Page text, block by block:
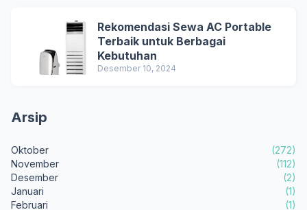
Rekomendasi Sewa AC Portable
Terbaik untuk Berbagai
Kebutuhan
Desember 10, 2024
Arsip
Oktober
(272)
November
(112)
Desember
(2)
Januari
(1)
Februari
(1)